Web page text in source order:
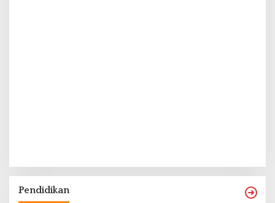
Pendidikan